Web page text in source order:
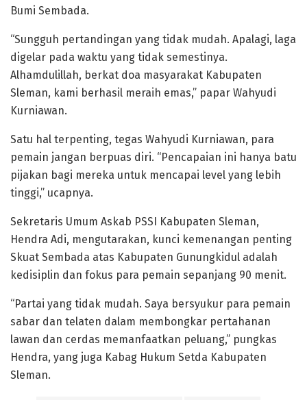
Bumi Sembada.
“Sungguh pertandingan yang tidak mudah. Apalagi, laga
digelar pada waktu yang tidak semestinya.
Alhamdulillah, berkat doa masyarakat Kabupaten
Sleman, kami berhasil meraih emas,” papar Wahyudi
Kurniawan.
Satu hal terpenting, tegas Wahyudi Kurniawan, para
pemain jangan berpuas diri. “Pencapaian ini hanya batu
pijakan bagi mereka untuk mencapai level yang lebih
tinggi,” ucapnya.
Sekretaris Umum Askab PSSI Kabupaten Sleman,
Hendra Adi, mengutarakan, kunci kemenangan penting
Skuat Sembada atas Kabupaten Gunungkidul adalah
kedisiplin dan fokus para pemain sepanjang 90 menit.
“Partai yang tidak mudah. Saya bersyukur para pemain
sabar dan telaten dalam membongkar pertahanan
lawan dan cerdas memanfaatkan peluang,” pungkas
Hendra, yang juga Kabag Hukum Setda Kabupaten
Sleman.